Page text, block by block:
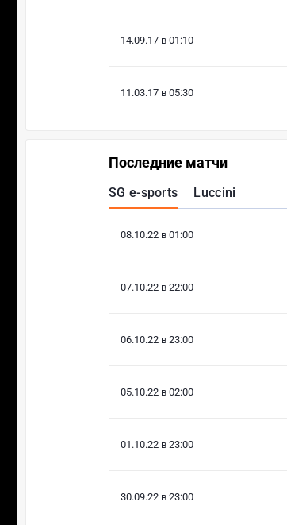
14.09.17 в 01:10
11.03.17 в 05:30
Последние матчи
SG e-sports Luccini
08.10.22 в 01:00
07.10.22 в 22:00
06.10.22 в 23:00
05.10.22 в 02:00
01.10.22 в 23:00
30.09.22 в 23:00